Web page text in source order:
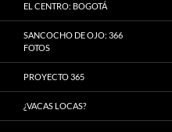
EL CENTRO: BOGOTÁ
SANCOCHO DE OJO: 366
FOTOS
PROYECTO 365
¿VACAS LOCAS?